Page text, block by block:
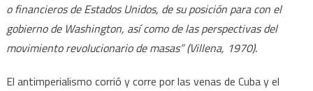
o financieros de Estados Unidos, de su posición para con el
gobierno de Washington, así como de las perspectivas del
movimiento revolucionario de masas” (Villena, 1970).
El antimperialismo corrió y corre por las venas de Cuba y el